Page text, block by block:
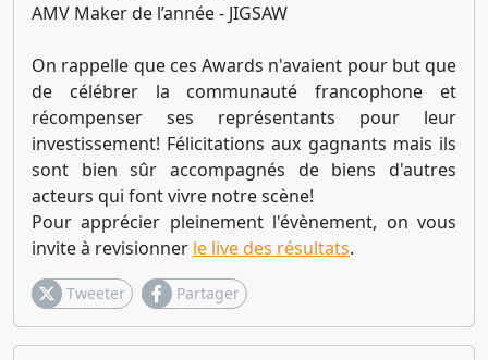
AMV Maker de l’année - JIGSAW
On rappelle que ces Awards n'avaient pour but que
de célébrer la communauté francophone et
récompenser ses représentants pour leur
investissement! Félicitations aux gagnants mais ils
sont bien sûr accompagnés de biens d'autres
acteurs qui font vivre notre scène!
Pour apprécier pleinement l'évènement, on vous
invite à revisionner le live des résultats.
Tweeter Partager